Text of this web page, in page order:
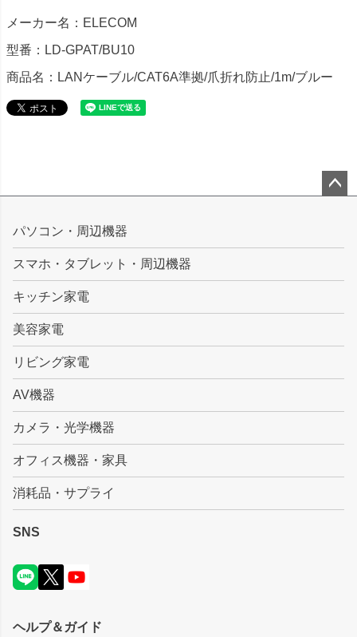
メーカー名：ELECOM
型番：LD-GPAT/BU10
商品名：LANケーブル/CAT6A準拠/爪折れ防止/1m/ブルー
ップ
パソコン・周辺機器
スマホ・タブレット・周辺機器
キッチン家電
美容家電
リビング家電
AV機器
カメラ・光学機器
オフィス機器・家具
消耗品・サプライ
SNS
ヘルプ＆ガイド